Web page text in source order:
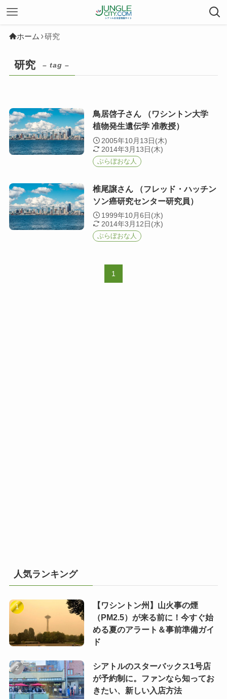
ホーム 研究
研究 – tag –
鳥居啓子さん （ワシントン大学
植物発生遺伝学 准教授）
2005年10月13日(木)
2014年3月13日(木)
ぶらぼおな人
椎尾譲さん （フレッド・ハッチン
ソン癌研究センター研究員）
1999年10月6日(水)
2014年3月12日(水)
ぶらぼおな人
1
人気ランキング
【ワシントン州】山火事の煙
（PM2.5）が来る前に！今すぐ始
める夏のアラート＆事前準備ガイ
ド
シアトルのスターバックス1号店
が予約制に。ファンなら知ってお
きたい、新しい入店方法